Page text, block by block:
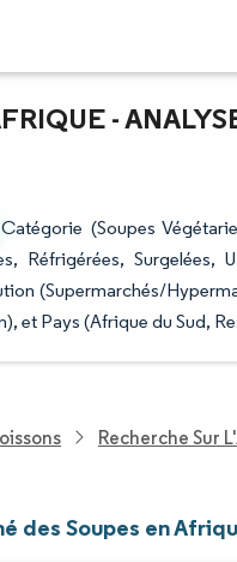
-
(Soupes
Réfrigérées, Surgelées,
(Supermarchés/
et Pays (Afrique du Sud,
Recherche Sur
des Soupes en